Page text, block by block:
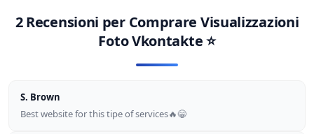
2 Recensioni per Comprare Visualizzazioni
Foto Vkontakte⭐
S. Brown
Best website for this tipe of services🔥😁